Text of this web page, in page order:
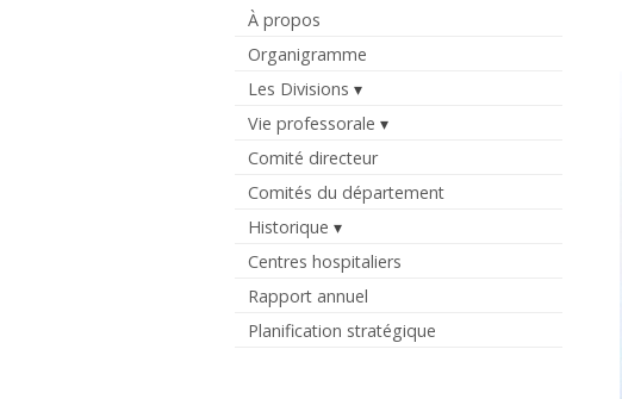
À propos
Organigramme
Les Divisions
Vie professorale
Comité directeur
Comités du département
Historique
Centres hospitaliers
Rapport annuel
Planification stratégique